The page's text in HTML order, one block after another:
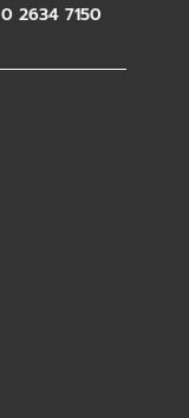
0 2634 7150